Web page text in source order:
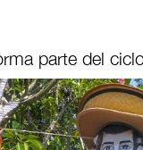
parte del